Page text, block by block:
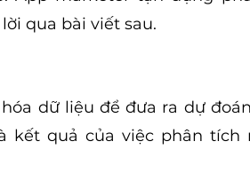
qua bài viết sau.
dữ liệu để đưa ra dự
kết quả của việc phân tích